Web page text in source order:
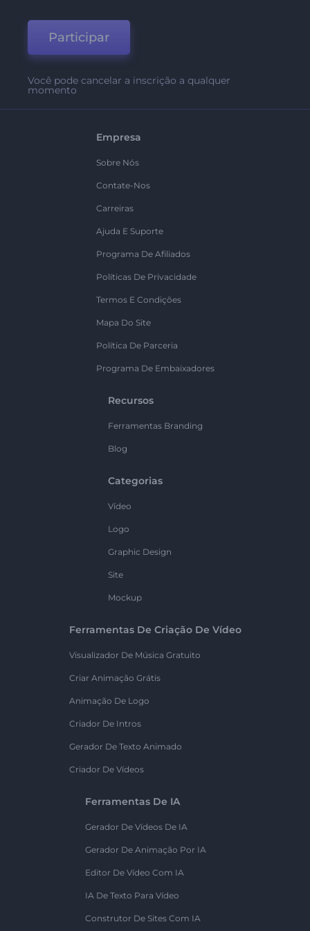
Participar
Você pode cancelar a inscrição a qualquer
momento
Empresa
Sobre Nós
Contate-Nos
Carreiras
Ajuda E Suporte
Programa De Afiliados
Políticas De Privacidade
Termos E Condições
Mapa Do Site
Política De Parceria
Programa De Embaixadores
Recursos
Ferramentas Branding
Blog
Categorias
Vídeo
Logo
Graphic Design
Site
Mockup
Ferramentas De Criação De Vídeo
Visualizador De Música Gratuito
Criar Animação Grátis
Animação De Logo
Criador De Intros
Gerador De Texto Animado
Criador De Vídeos
Ferramentas De IA
Gerador De Vídeos De IA
Gerador De Animação Por IA
Editor De Vídeo Com IA
IA De Texto Para Vídeo
Construtor De Sites Com IA